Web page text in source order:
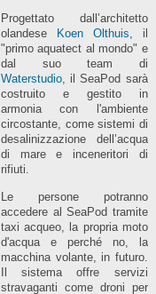
Progettato dall’architetto
olandese
Koen Olthuis, il
"primo aquatect al mondo" e
dal suo team di
Waterstudio, il SeaPod sarà
costruito e gestito in
armonia con l'ambiente
circostante, come sistemi di
desalinizzazione dell’acqua
di mare e inceneritori di
rifiuti.
Le persone potranno
accedere al SeaPod tramite
taxi acqueo, la propria moto
d'acqua e perché no, la
macchina volante, in futuro.
Il sistema offre servizi
stravaganti come droni per